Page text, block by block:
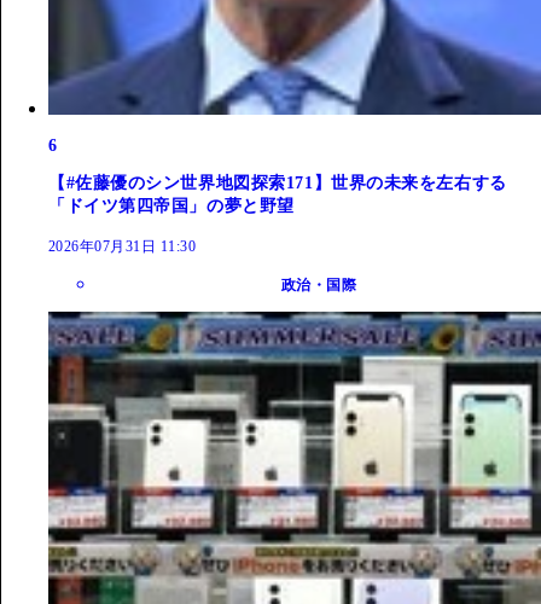
6
【#佐藤優のシン世界地図探索171】世界の未来を左右する
「ドイツ第四帝国」の夢と野望
2026年07月31日 11:30
政治・国際